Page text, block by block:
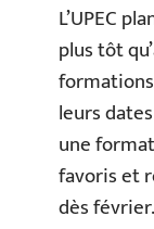
L’UPEC
plus tôt
leurs
une
favoris et
dès février.